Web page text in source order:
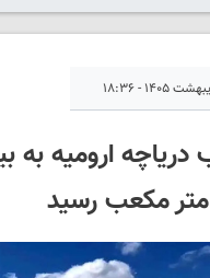
متر مکعب رسید